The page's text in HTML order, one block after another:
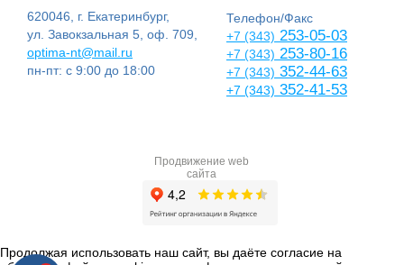
620046, г. Екатеринбург,
ул. Завокзальная 5, оф. 709,
optima-nt@mail.ru
пн-пт: с 9:00 до 18:00
Телефон/Факс
+7 (343) 253-05-03
+7 (343) 253-80-16
+7 (343) 352-44-63
+7 (343) 352-41-53
Продвижение web
сайта
Продолжая использовать наш сайт, вы даёте согласие на